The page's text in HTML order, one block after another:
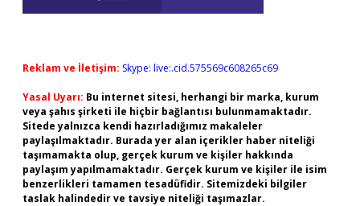
Reklam ve İletişim: Skype: live:.cid.575569c608265c69
Yasal Uyarı: Bu internet sitesi, herhangi bir marka, kurum
veya şahıs şirketi ile hiçbir bağlantısı bulunmamaktadır.
Sitede yalnızca kendi hazırladığımız makaleler
paylaşılmaktadır. Burada yer alan içerikler haber niteliği
taşımamakta olup, gerçek kurum ve kişiler hakkında
paylaşım yapılmamaktadır. Gerçek kurum ve kişiler ile isim
benzerlikleri tamamen tesadüfidir. Sitemizdeki bilgiler
taslak halindedir ve tavsiye niteliği taşımazlar.